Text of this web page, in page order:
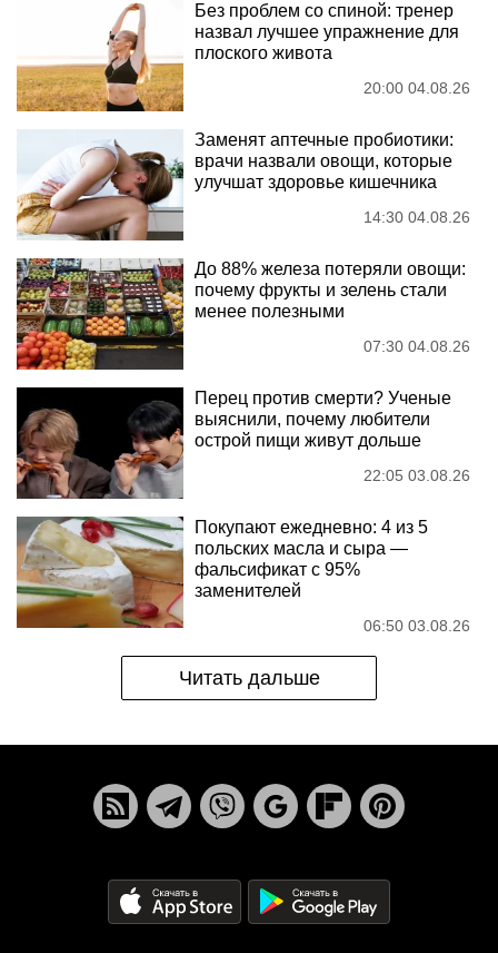
Без проблем со спиной: тренер
назвал лучшее упражнение для
плоского живота
20:00 04.08.26
Заменят аптечные пробиотики:
врачи назвали овощи, которые
улучшат здоровье кишечника
14:30 04.08.26
До 88% железа потеряли овощи:
почему фрукты и зелень стали
менее полезными
07:30 04.08.26
Перец против смерти? Ученые
выяснили, почему любители
острой пищи живут дольше
22:05 03.08.26
Покупают ежедневно: 4 из 5
польских масла и сыра —
фальсификат с 95%
заменителей
06:50 03.08.26
Читать дальше